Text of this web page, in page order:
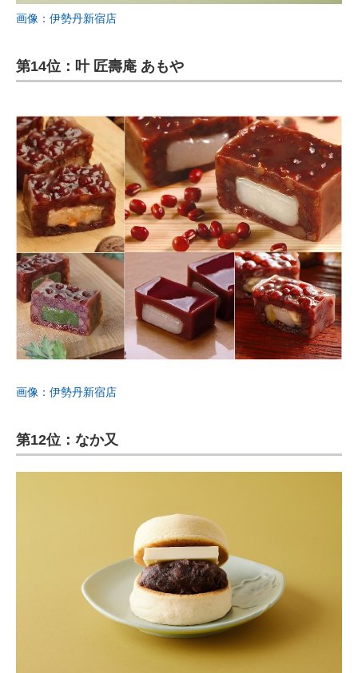
画像：伊勢丹新宿店
第14位：叶 匠壽庵 あもや
画像：伊勢丹新宿店
第12位：なか又